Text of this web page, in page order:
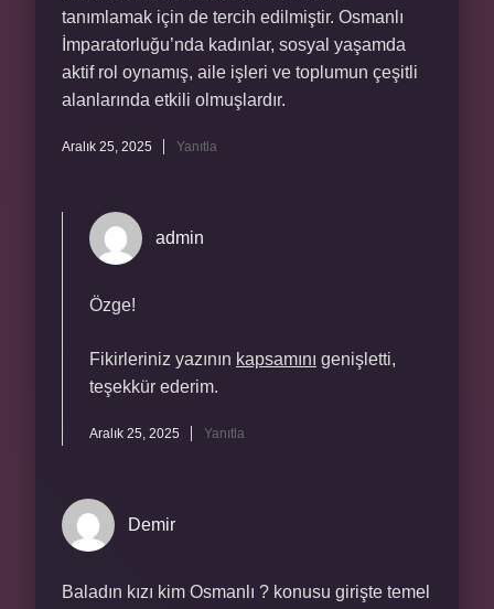
tanımlamak için de tercih edilmiştir. Osmanlı
İmparatorluğu’nda kadınlar, sosyal yaşamda
aktif rol oynamış, aile işleri ve toplumun çeşitli
alanlarında etkili olmuşlardır.
Aralık 25, 2025 Yanıtla
admin
Özge!
Fikirleriniz yazının kapsamını genişletti,
teşekkür ederim.
Aralık 25, 2025 Yanıtla
Demir
Baladın kızı kim Osmanlı ? konusu girişte temel